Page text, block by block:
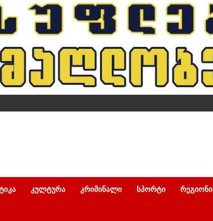
ᲙᲣᲚᲢᲣᲠᲐ ᲙᲠᲘᲛᲘᲜᲐᲚᲘ ᲡᲞᲝᲠᲢᲘ ᲠᲔᲒᲘᲝᲜᲘ